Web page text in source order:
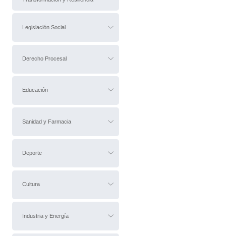
Legislación Social
Derecho Procesal
Educación
Sanidad y Farmacia
Deporte
Cultura
Industria y Energía